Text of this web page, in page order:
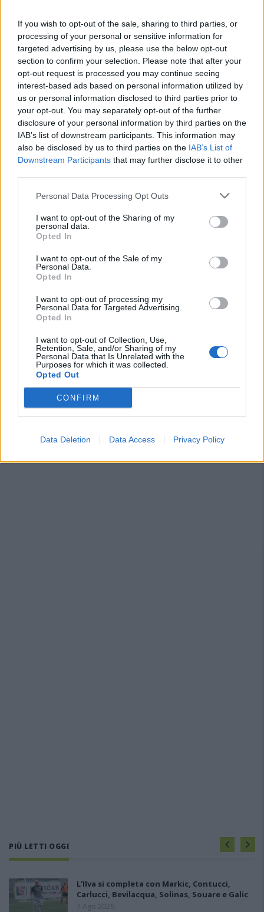
If you wish to opt-out of the sale, sharing to third parties, or
processing of your personal or sensitive information for
targeted advertising by us, please use the below opt-out
section to confirm your selection. Please note that after your
opt-out request is processed you may continue seeing
interest-based ads based on personal information utilized by
us or personal information disclosed to third parties prior to
your opt-out. You may separately opt-out of the further
disclosure of your personal information by third parties on the
IAB’s list of downstream participants. This information may
also be disclosed by us to third parties on the IAB’s List of
Downstream Participants that may further disclose it to other
Personal Data Processing Opt Outs
I want to opt-out of the Sharing of my
personal data.
Opted In
I want to opt-out of the Sale of my
Personal Data.
Opted In
I want to opt-out of processing my
Personal Data for Targeted Advertising.
Opted In
I want to opt-out of Collection, Use,
Retention, Sale, and/or Sharing of my
Personal Data that Is Unrelated with the
Purposes for which it was collected.
Opted Out
CONFIRM
Data Deletion Data Access Privacy Policy
Manuel Rinino e Samuele Vacca
6 Ago 2026
Il Buddusò in mani sicure con Mario Fadda, il
Monte Alma riparte da Ivano Falchi
5 Ago 2026
Colpo dell'Uta con Pisano e arriva anche
Serra, tripletta Cus Cagliari con Piroddi,
Angiargia e Nenna
5 Ago 2026
Scanu, al Macomer arriva Bonfigli
4 Ago 2026
L'Antiochense prende Caddeo e Doneddu,
Arborea e Tharros ripartono dai tecnici
La matricola Macomer prende il portiere
Fadda, altro colpo Coghinas con Samuele
Pinna
PIÙ LETTI OGGI
L'Ilva si completa con Markic, Contucci,
Carlucci, Bevilacqua, Solinas, Souare e Galic
7 Ago 2026